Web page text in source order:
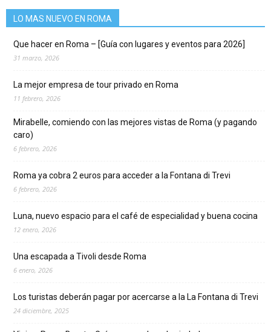
LO MAS NUEVO EN ROMA
Que hacer en Roma – [Guía con lugares y eventos para 2026]
31 marzo, 2026
La mejor empresa de tour privado en Roma
11 febrero, 2026
Mirabelle, comiendo con las mejores vistas de Roma (y pagando
caro)
6 febrero, 2026
Roma ya cobra 2 euros para acceder a la Fontana di Trevi
6 febrero, 2026
Luna, nuevo espacio para el café de especialidad y buena cocina
12 enero, 2026
Una escapada a Tivoli desde Roma
6 enero, 2026
Los turistas deberán pagar por acercarse a la La Fontana di Trevi
24 diciembre, 2025